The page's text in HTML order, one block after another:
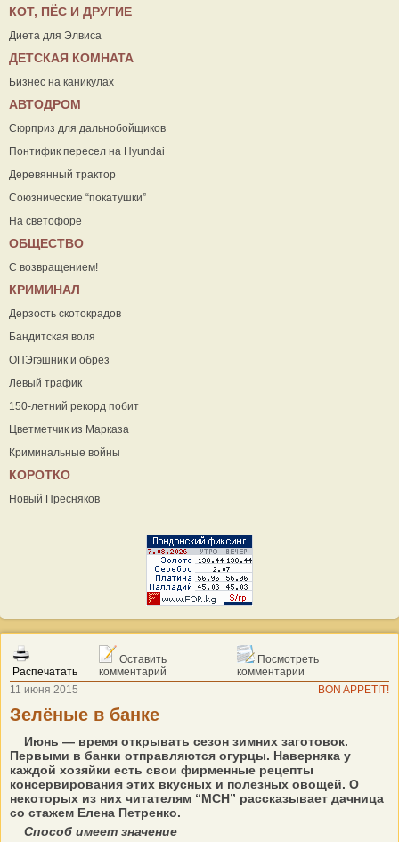
КОТ, ПЁС И ДРУГИЕ
Диета для Элвиса
ДЕТСКАЯ КОМНАТА
Бизнес на каникулах
АВТОДРОМ
Сюрприз для дальнобойщиков
Понтифик пересел на Hyundai
Деревянный трактор
Союзнические “покатушки”
На светофоре
ОБЩЕСТВО
С возвращением!
КРИМИНАЛ
Дерзость скотокрадов
Бандитская воля
ОПЭгэшник и обрез
Левый трафик
150-летний рекорд побит
Цветметчик из Марказа
Криминальные войны
КОРОТКО
Новый Пресняков
Распечатать
Оставить
комментарий
Посмотреть
комментарии
11 июня 2015
ВON APPETIT!
Зелёные в банке
Июнь — время открывать сезон зимних заготовок.
Первыми в банки отправляются огурцы. Наверняка у
каждой хозяйки есть свои фирменные рецепты
консервирования этих вкусных и полезных овощей. О
некоторых из них читателям “МСН” рассказывает дачница
со стажем Елена Петренко.
Способ имеет значение